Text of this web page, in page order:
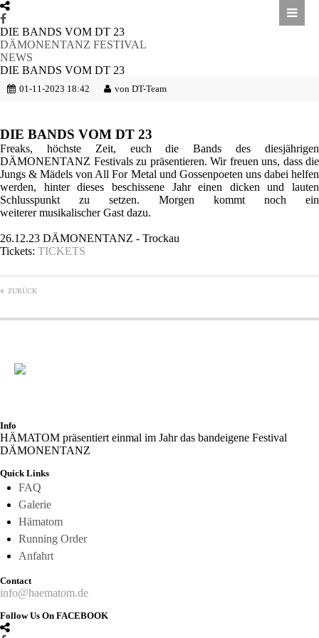
DIE BANDS VOM DT 23
DÄMONENTANZ FESTIVAL
NEWS
DIE BANDS VOM DT 23
01-11-2023 18:42 von DT-Team
DIE BANDS VOM DT 23
Freaks, höchste Zeit, euch die Bands des diesjährigen
DÄMONENTANZ Festivals zu präsentieren. Wir freuen uns, dass die
Jungs & Mädels von All For Metal und Gossenpoeten uns dabei helfen
werden, hinter dieses beschissene Jahr einen dicken und lauten
Schlusspunkt zu setzen. Morgen kommt noch ein
weiterer musikalischer Gast dazu.
26.12.23 DÄMONENTANZ - Trockau
Tickets: TICKETS
ZURÜCK
Info
HÄMATOM präsentiert einmal im Jahr das bandeigene Festival
DÄMONENTANZ
Quick Links
FAQ
Galerie
Hämatom
Running Order
Anfahrt
Contact
info@haematom.de
Follow Us On FACEBOOK